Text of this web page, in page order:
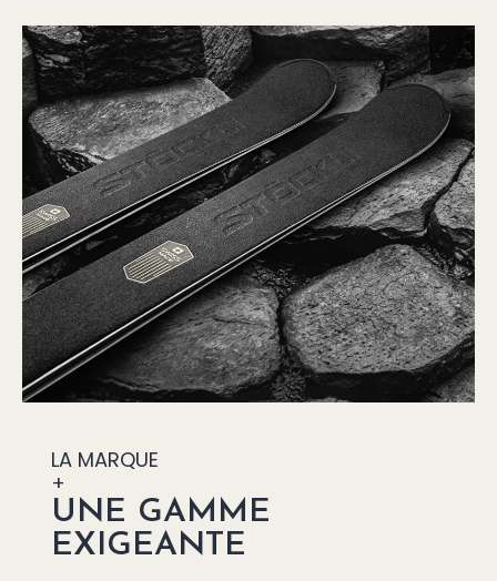
LA MARQUE
+
UNE GAMME
EXIGEANTE